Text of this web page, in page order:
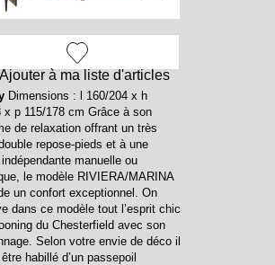
Ajouter à ma liste d'articles
Dimensions : l 160/204 x h
x p 115/178 cm Grâce à son
de relaxation offrant un très
repose-pieds et à une
manuelle ou
le modèle RIVIERA/MARINA
un confort exceptionnel. On
dans ce modèle tout l’esprit chic
du Chesterfield avec son
Selon votre envie de déco il
habillé d’un passepoil